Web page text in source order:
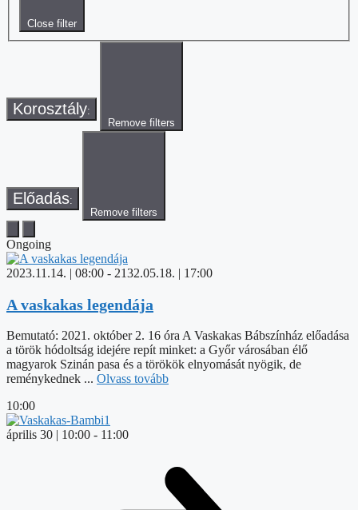
Close filter
Korosztály:
Remove filters
Előadás:
Remove filters
Ongoing
2023.11.14. | 08:00 - 2132.05.18. | 17:00
A vaskakas legendája
Bemutató: 2021. október 2. 16 óra A Vaskakas Bábszínház előadása
a török hódoltság idejére repít minket: a Győr városában élő
magyarok Szinán pasa és a törökök elnyomását nyögik, de
reménykednek ... Olvass tovább
10:00
április 30 | 10:00 - 11:00